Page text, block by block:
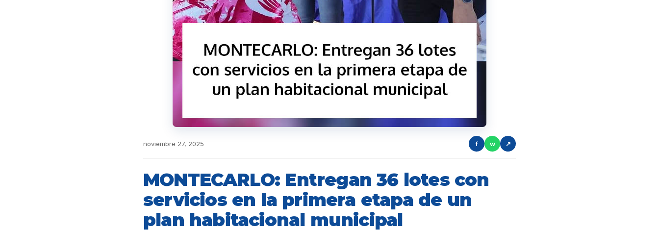
noviembre 27, 2025 f w ↗
MONTECARLO: Entregan 36 lotes con
servicios en la primera etapa de un
plan habitacional municipal